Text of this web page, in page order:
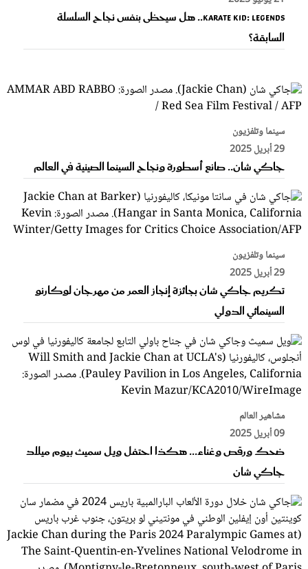
Karate Kid: Legends.. هل سيحظى بنفس نجاح السلسلة
السابقة؟
سينما وتلفزيون
29 أبريل 2025
جاكي شان.. صانع أسطورة ونجاح السينما الصينية في العالم
سينما وتلفزيون
29 أبريل 2025
تكريم جاكي شان بجائزة إنجاز العمر من مهرجان لوكارنو
السينمائي الدولي
مشاهير العالم
09 أبريل 2025
ضحك ورقص وغناء... هكذا احتفل ويل سميث بيوم ميلاد
جاكي شان